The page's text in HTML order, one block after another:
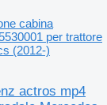
cabina
per trattore
(2012-)
actros mp4